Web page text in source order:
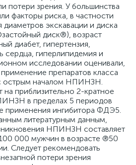
потери зрения. У большинства
факторы риска, в частности
экскавации и диска
диск®), возраст
диабет, гипертензия,
сердца, гиперлипидемия и
исследовании оценивали,
препаратов класса
острым началом НПИНЗН.
на приблизительно 2-кратное
в пределах 5 периодов
применения ингибитора ФДЭ5.
литературным данным,
НПИНЗН составляет
000 мужчин в возрасте ®50
Следует рекомендовать
потери зрения